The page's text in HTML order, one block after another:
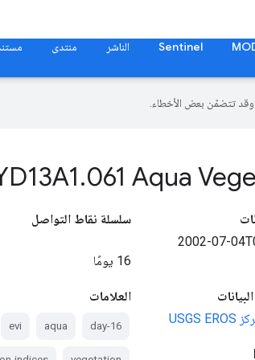
Sentinel الناشر منتدى
.061 Aqua
2002-07-
سلسلة نقاط التواصل
16 يومًا
العلامات
16-day
aqua
evi